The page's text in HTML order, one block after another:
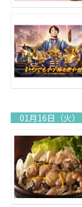
01月16日（火）